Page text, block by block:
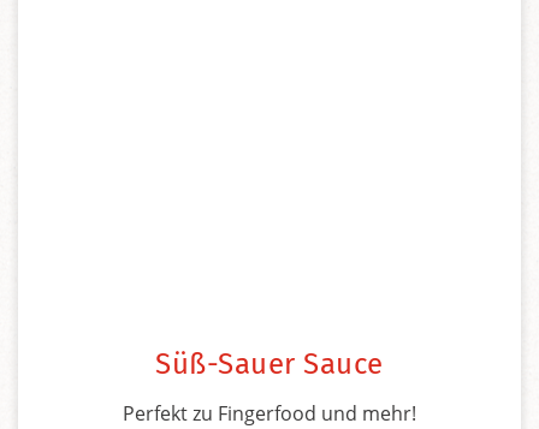
Süß-Sauer Sauce
Perfekt zu Fingerfood und mehr!